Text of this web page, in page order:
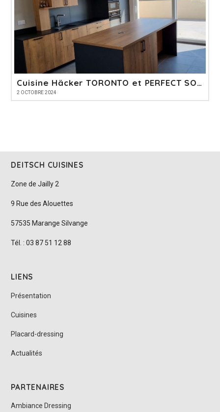
Cuisine Häcker TORONTO et PERFECT SOFT
2 OCTOBRE 2024
DEITSCH CUISINES
Zone de Jailly 2
9 Rue des Alouettes
57535 Marange Silvange
Tél. : 03 87 51 12 88
LIENS
Présentation
Cuisines
Placard-dressing
Actualités
PARTENAIRES
Ambiance Dressing